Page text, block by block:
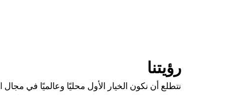
رؤيتنا​
نتطلع أن نكون الخيار الأول محليًا وعالميًا في مجال